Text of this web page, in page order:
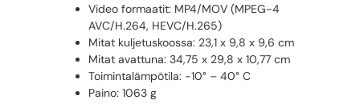
Video formaatit: MP4/MOV (MPEG-4
AVC/H.264, HEVC/H.265)
Mitat kuljetuskoossa: 23,1 x 9,8 x 9,6 cm
Mitat avattuna: 34,75 x 29,8 x 10,77 cm
Toimintalämpötila: -10° – 40° C
Paino: 1063 g